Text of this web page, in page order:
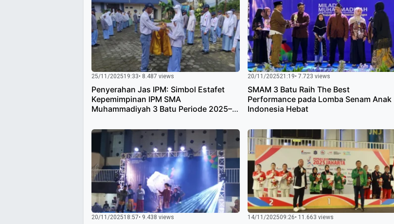
25/11/202519:33• 8.487 views
Penyerahan Jas IPM: Simbol Estafet
Kepemimpinan IPM SMA
Muhammadiyah 3 Batu Periode 2025–
20/11/202521:19• 7.723 views
SMAM 3 Batu Raih The Best
Performance pada Lomba Senam Anak
Indonesia Hebat
20/11/202518:57• 9.438 views 14/11/202509:26• 11.663 views